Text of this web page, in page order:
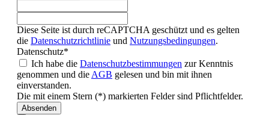
Diese Seite ist durch reCAPTCHA geschützt und es gelten
die Datenschutzrichtlinie und Nutzungsbedingungen.
Datenschutz*
Ich habe die Datenschutzbestimmungen zur Kenntnis
genommen und die AGB gelesen und bin mit ihnen
einverstanden.
Die mit einem Stern (*) markierten Felder sind Pflichtfelder.
Absenden